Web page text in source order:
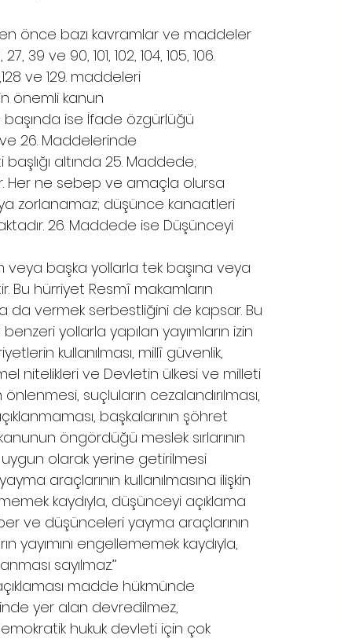
önce bazı kavramlar ve maddeler
39 ve 90, 101, 102, 104, 105, 106.
ve 129. maddeleri
önemli kanun
ise İfade özgürlüğü
26. Maddelerinde
altında 25. Maddede;
Her ne sebep ve amaçla olursa
zorlanamaz; düşünce kanaatleri
26. Maddede ise Düşünceyi
veya başka yollarla tek başına veya
Bu hürriyet Resmî makamların
da vermek serbestliğini de kapsar. Bu
yollarla yapılan yayımların izin
kullanılması, millî güvenlik,
nitelikleri ve Devletin ülkesi ve milleti
suçluların cezalandırılması,
başkalarının şöhret
öngördüğü meslek sırlarının
olarak yerine getirilmesi
araçlarının kullanılmasına ilişkin
kaydıyla, düşünceyi açıklama
ve düşünceleri yayma araçlarının
yayımını engellememek kaydıyla,
sayılmaz.’’
madde hükmünde
yer alan devredilmez,
hukuk devleti için çok